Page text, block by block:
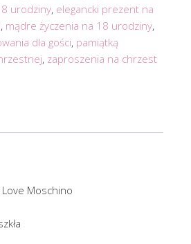
urodziny, elegancki prezent na
, mądre życzenia na 18 urodziny,
dla gości, pamiątką
, zaproszenia na chrzest
Moschino